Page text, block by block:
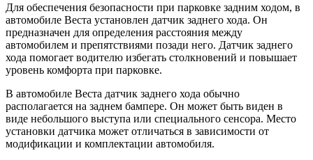
Для обеспечения безопасности при парковке задним ходом, в
автомобиле Веста установлен датчик заднего хода. Он
предназначен для определения расстояния между
автомобилем и препятствиями позади него. Датчик заднего
хода помогает водителю избегать столкновений и повышает
уровень комфорта при парковке.
В автомобиле Веста датчик заднего хода обычно
располагается на заднем бампере. Он может быть виден в
виде небольшого выступа или специального сенсора. Место
установки датчика может отличаться в зависимости от
модификации и комплектации автомобиля.